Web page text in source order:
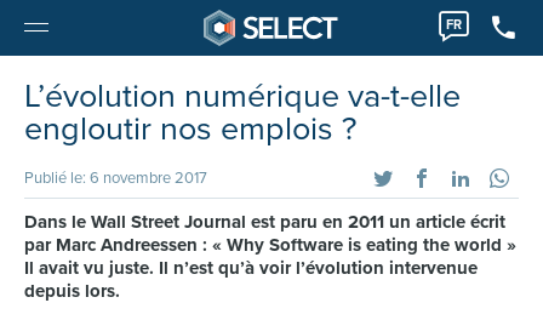
FR
L’évolution numérique va-t-elle
engloutir nos emplois ?
Publié le: 6 novembre 2017
Dans le Wall Street Journal est paru en 2011 un article écrit
par Marc Andreessen : « Why Software is eating the world »
Il avait vu juste. Il n’est qu’à voir l’évolution intervenue
depuis lors.